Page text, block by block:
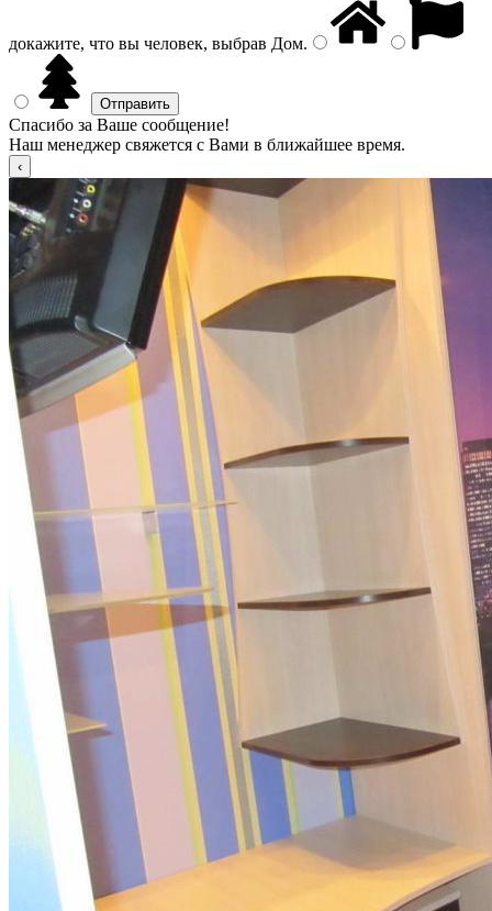
докажите, что вы человек, выбрав Дом.
Спасибо за Ваше сообщение!
Наш менеджер свяжется с Вами в ближайшее время.